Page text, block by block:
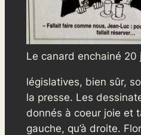
Le canard enchainé 20
législatives, bien sûr,
la presse. Les
donnés à coeur joie et
gauche, qu’à droite.